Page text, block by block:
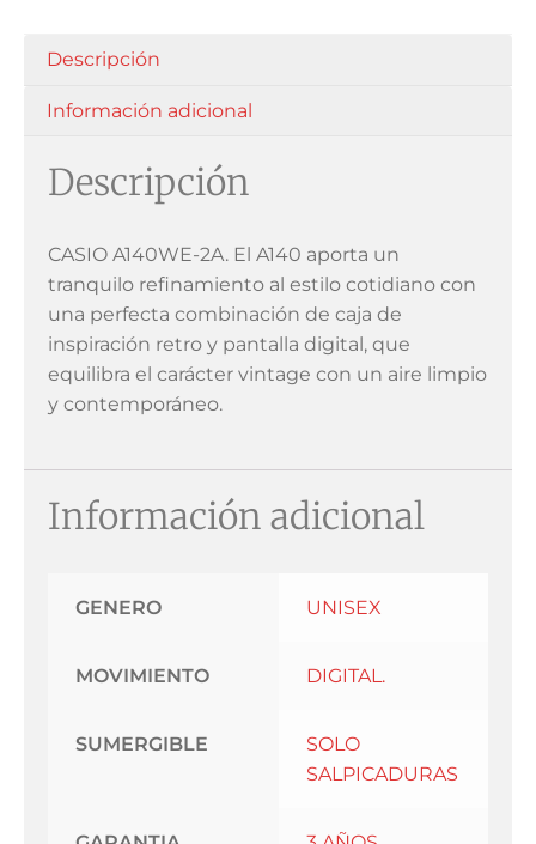
Descripción
Información adicional
Descripción
CASIO A140WE-2A. El A140 aporta un
tranquilo refinamiento al estilo cotidiano con
una perfecta combinación de caja de
inspiración retro y pantalla digital, que
equilibra el carácter vintage con un aire limpio
y contemporáneo.
Información adicional
GENERO UNISEX
MOVIMIENTO DIGITAL.
SUMERGIBLE
SOLO
SALPICADURAS